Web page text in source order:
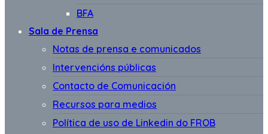
BFA
Sala de Prensa
Notas de prensa e comunicados
Intervencións públicas
Contacto de Comunicación
Recursos para medios
Política de uso de Linkedin do FROB